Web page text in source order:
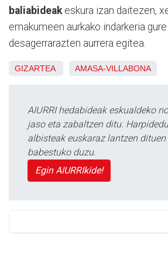
baliabideak eskura izan daitezen,
emakumeen aurkako indarkeria
desagerrarazten aurrera egitea.
GIZARTEA AMASA-VILLABONA
AIURRI hedabideak eskualdeko
jaso eta zabaltzen ditu.
albisteak euskaraz lantzen
babestuko duzu.
Egin AIURRIkide!